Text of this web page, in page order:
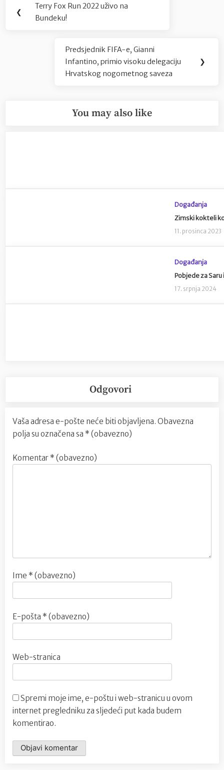
objava
❮
Previous
Post:
Terry Fox Run 2022 uživo na
Bundeku!
Next
Post:
Predsjednik FIFA-e, Gianni
Infantino, primio visoku delegaciju
Hrvatskog nogometnog saveza
❯
You may also like
Događanja
Zimski kokteli
11. prosinca 2023
Događanja
Pobjede za Saru
17. srpnja 2024
Odgovori
Vaša adresa e-pošte neće biti objavljena. Obavezna
polja su označena sa * (obavezno)
Komentar * (obavezno)
Ime * (obavezno)
E-pošta * (obavezno)
Web-stranica
Spremi moje ime, e-poštu i web-stranicu u ovom
internet pregledniku za sljedeći put kada budem
komentirao.